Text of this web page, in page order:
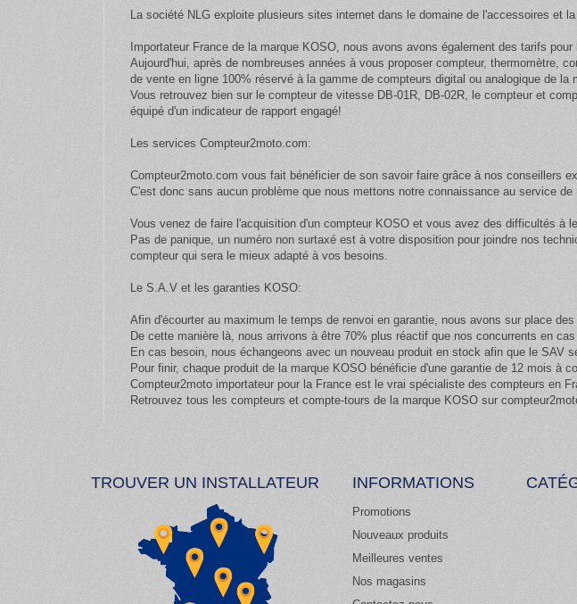
La société NLG exploite plusieurs sites internet dans le domaine de l'accessoires et
Importateur France de la marque KOSO, nous avons avons également des tarifs
Aujourd'hui, après de nombreuses années à vous proposer compteur, thermomètre,
de vente en ligne 100% réservé à la gamme de compteurs digital ou analogique de la
Vous retrouvez bien sur le compteur de vitesse DB-01R, DB-02R, le compteur et
équipé d'un indicateur de rapport engagé!
Les services Compteur2moto.com:
Compteur2moto.com vous fait bénéficier de son savoir faire grâce à nos conseillers
C'est donc sans aucun problème que nous mettons notre connaissance au service de
Vous venez de faire l'acquisition d'un compteur KOSO et vous avez des difficultés à
Pas de panique, un numéro non surtaxé est à votre disposition pour joindre nos
compteur qui sera le mieux adapté à vos besoins.
Le S.A.V et les garanties KOSO:
Afin d'écourter au maximum le temps de renvoi en garantie, nous avons sur place
De cette manière là, nous arrivons à être 70% plus réactif que nos concurrents en
En cas besoin, nous échangeons avec un nouveau produit en stock afin que le SAV
Pour finir, chaque produit de la marque KOSO bénéficie d'une garantie de 12 mois à
Compteur2moto importateur pour la France est le vrai spécialiste des compteurs en
Retrouvez tous les compteurs et compte-tours de la marque KOSO sur
TROUVER UN INSTALLATEUR INFORMATIONS
Promotions
Nouveaux produits
Meilleures ventes
Nos magasins